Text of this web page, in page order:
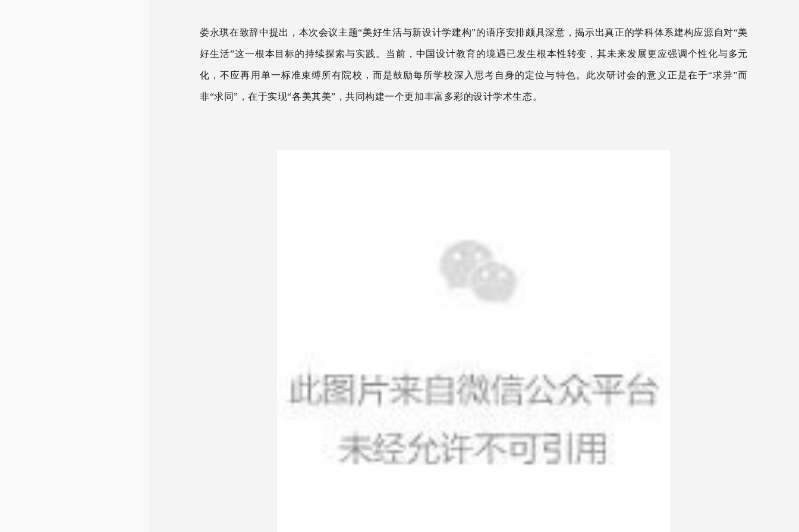
娄永琪在致辞中提出， 本次会议主题“美好生活与新设计学建构”的语序安排颇具深意 ，揭示出真正的学科体系建构应源自对“美
好生活”这一根本目标的持续探索与实践。当前，中国设计教育的境遇已发生根本性转变 ，其未来发展更应强调个性化与多元
化 ，不应再用单一标准束缚所有院校，而是鼓励每所学校深入思考自身的定位与特色。此次研讨会的意义正是在于“求异”而
非“求同”，在于实现“各美其美”，共同构建一个更加丰富多彩的设计学术生态。